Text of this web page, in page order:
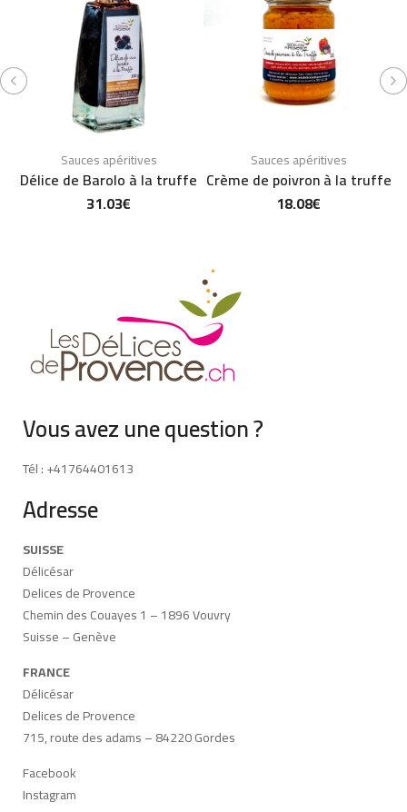
Sauces apéritives
Délice de Barolo à la truffe
31.03€
Sauces apéritives
Crème de poivron à la truffe
18.08€
Vous avez une question ?
Tél : +41764401613
Adresse
SUISSE
Délicésar
Delices de Provence
Chemin des Couayes 1 – 1896 Vouvry
Suisse – Genève
FRANCE
Délicésar
Delices de Provence
715, route des adams – 84220 Gordes
Facebook
Instagram